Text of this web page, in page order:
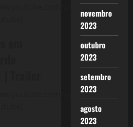
watch?
watch?
novembro
2023
outubro
2023
setembro
2023
agosto
2023